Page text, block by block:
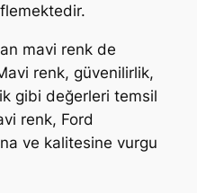
mavi renk de
renk, güvenilirlik,
gibi değerleri temsil
renk, Ford
ve kalitesine vurgu